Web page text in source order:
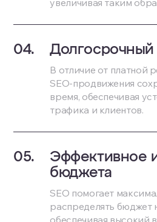
увеличивая таким
Долгосрочный
В отличие от платной
SEO-продвижения
время, обеспечивая
трафика и клиентов.
Эффективное
бюджета
SEO помогает
распределять бюджет
обеспечивая высокий